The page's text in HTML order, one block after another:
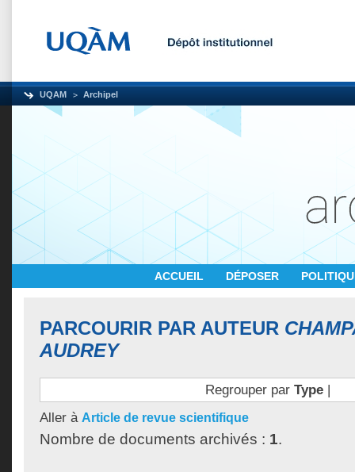
UQAM Archipel
ACCUEIL DÉPOSER
PARCOURIR PAR AUTEUR
AUDREY
Regrouper par Type|
Aller à Article de revue scientifique
Nombre de documents archivés : 1.